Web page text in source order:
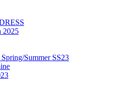
2025
Summer SS23